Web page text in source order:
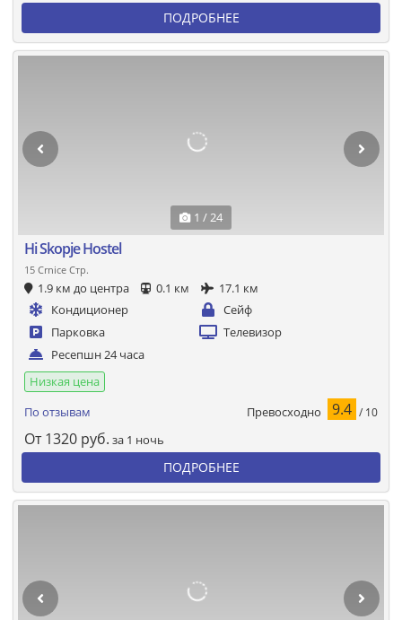
ПОДРОБНЕЕ
1 / 24
Hi Skopje Hostel
15 Crnice Стр.
1.9 км до центра 0.1 км
17.1 км
Кондиционер
Сейф
Парковка
Телевизор
Ресепшн 24 часа
Низкая цена
По отзывам
Превосходно 9.4 / 10
От 1320 руб. за 1 ночь
ПОДРОБНЕЕ